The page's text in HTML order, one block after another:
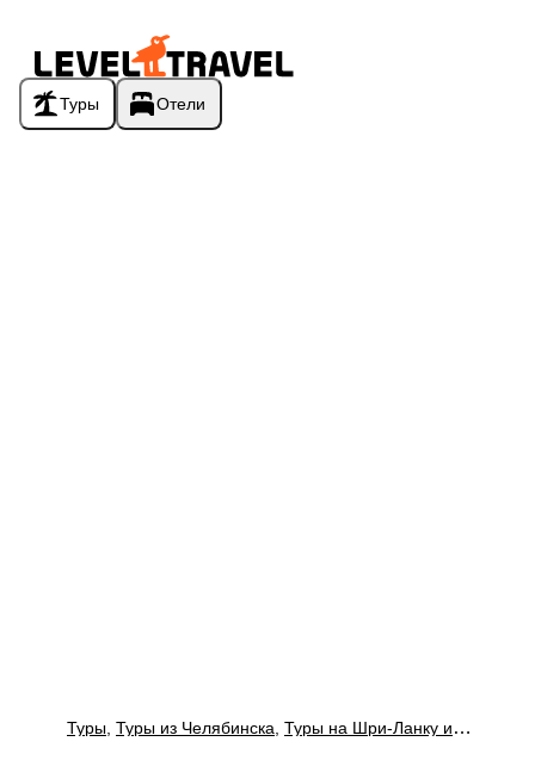
Туры Отели
Туры Туры из Челябинска Туры на Шри-Ланку из Челябинска